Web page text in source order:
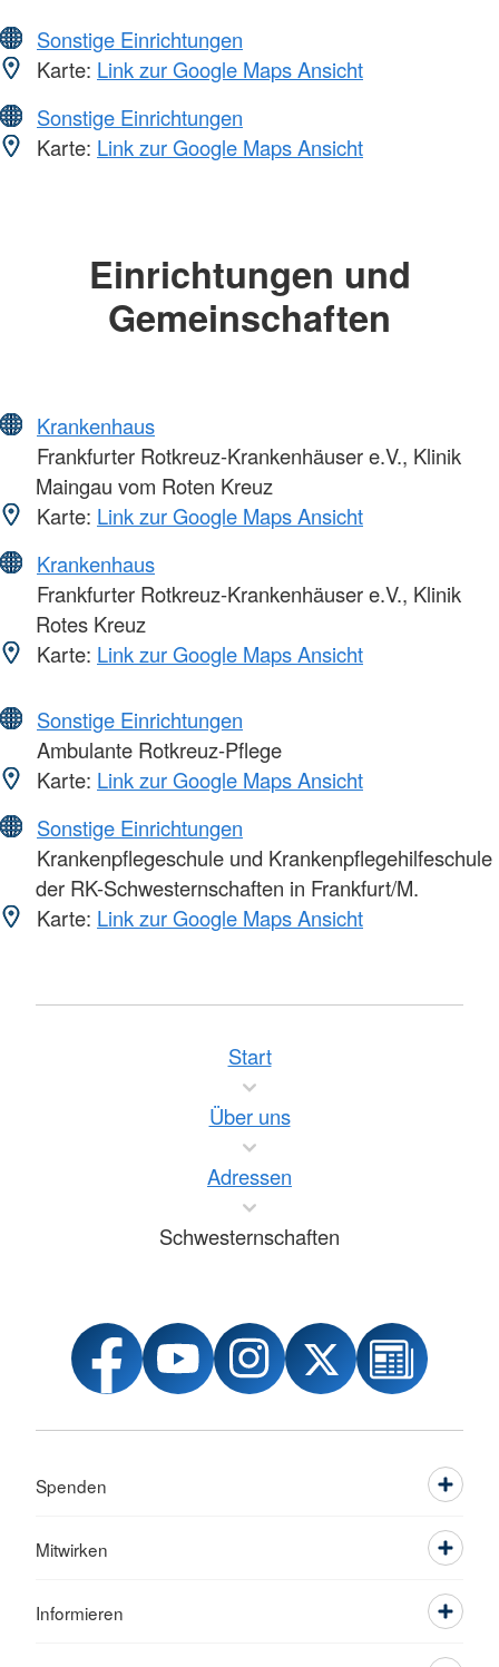
Sonstige Einrichtungen
Karte: Link zur Google Maps Ansicht
Sonstige Einrichtungen
Karte: Link zur Google Maps Ansicht
Einrichtungen und
Gemeinschaften
Krankenhaus
Frankfurter Rotkreuz-Krankenhäuser e.V., Klinik
Maingau vom Roten Kreuz
Karte: Link zur Google Maps Ansicht
Krankenhaus
Frankfurter Rotkreuz-Krankenhäuser e.V., Klinik
Rotes Kreuz
Karte: Link zur Google Maps Ansicht
Sonstige Einrichtungen
Ambulante Rotkreuz-Pflege
Karte: Link zur Google Maps Ansicht
Sonstige Einrichtungen
Krankenpflegeschule und Krankenpflegehilfeschule
der RK-Schwesternschaften in Frankfurt/M.
Karte: Link zur Google Maps Ansicht
Start
Über uns
Adressen
Schwesternschaften
Spenden
Mitwirken
Informieren